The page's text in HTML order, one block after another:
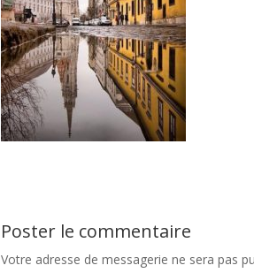
Poster le commentaire
Votre adresse de messagerie ne sera pas